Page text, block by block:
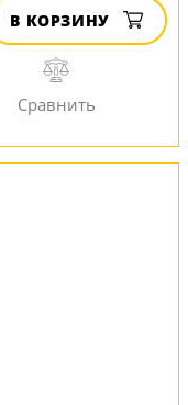
В КОРЗИНУ